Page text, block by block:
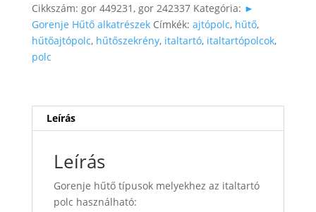
Cikkszám: gor 449231, gor 242337 Kategória: ►
Gorenje Hűtő alkatrészek Címkék: ajtópolc, hűtő,
hűtőajtópolc, hűtőszekrény, italtartó, italtartópolcok,
polc
Leírás
Leírás
Gorenje hűtő típusok melyekhez az italtartó
polc használható: